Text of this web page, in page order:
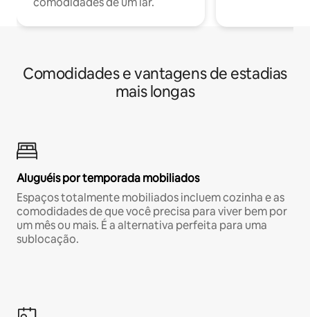
Comodidades e vantagens de estadias
mais longas
Aluguéis por temporada mobiliados
Espaços totalmente mobiliados incluem cozinha e as
comodidades de que você precisa para viver bem por
um mês ou mais. É a alternativa perfeita para uma
sublocação.